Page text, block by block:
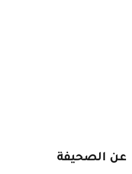
عن الصحيفة